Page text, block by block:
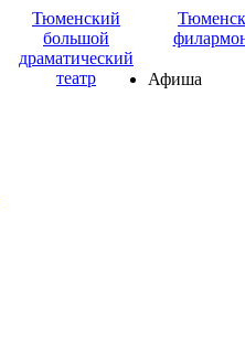
Тюменский
большой
драматический
театр
Афиша